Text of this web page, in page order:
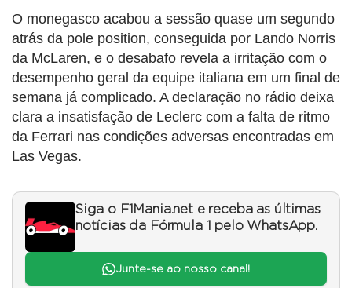
O monegasco acabou a sessão quase um segundo
atrás da pole position, conseguida por Lando Norris
da McLaren, e o desabafo revela a irritação com o
desempenho geral da equipe italiana em um final de
semana já complicado. A declaração no rádio deixa
clara a insatisfação de Leclerc com a falta de ritmo
da Ferrari nas condições adversas encontradas em
Las Vegas.
Siga o F1Mania.net e receba as últimas
notícias da Fórmula 1 pelo WhatsApp.
Junte-se ao nosso canal!